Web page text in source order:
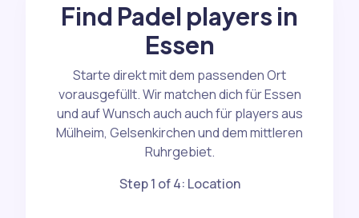
Find Padel players in
Essen
Starte direkt mit dem passenden Ort
vorausgefüllt. Wir matchen dich für Essen
und auf Wunsch auch auch für players aus
Mülheim, Gelsenkirchen und dem mittleren
Ruhrgebiet.
Step 1 of 4: Location